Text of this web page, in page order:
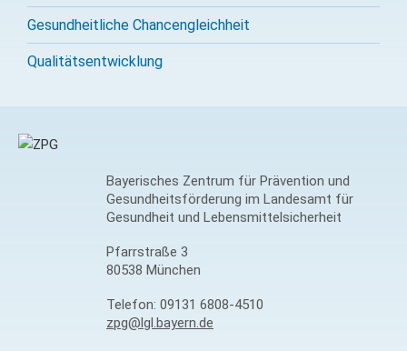
Gesundheitliche Chancengleichheit
Qualitäts­entwicklung
Bayerisches Zentrum für Prävention und
Gesundheitsförderung im Landesamt für
Gesundheit und Lebensmittelsicherheit
Pfarrstraße 3
80538 München
Telefon: 09131 6808-4510
zpg@lgl.bayern.de